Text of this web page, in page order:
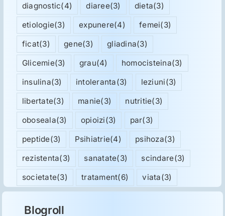
diagnostic(4) diaree(3) dieta(3)
etiologie(3) expunere(4) femei(3)
ficat(3) gene(3) gliadina(3)
Glicemie(3) grau(4) homocisteina(3)
insulina(3) intoleranta(3) leziuni(3)
libertate(3) manie(3) nutritie(3)
oboseala(3) opioizi(3) par(3)
peptide(3) Psihiatrie(4) psihoza(3)
rezistenta(3) sanatate(3) scindare(3)
societate(3) tratament(6) viata(3)
Blogroll